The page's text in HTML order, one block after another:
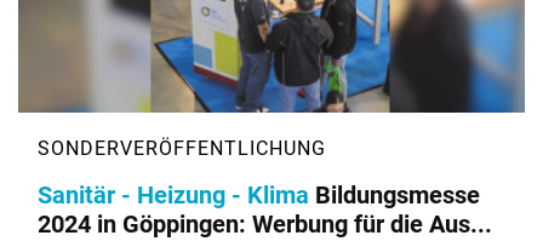
Sanitär - Heizung - Klima Bildungsmesse
2024 in Göppingen: Werbung für die Aus...